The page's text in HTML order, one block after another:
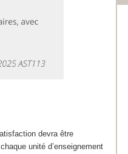
devra être
unité d’enseignement